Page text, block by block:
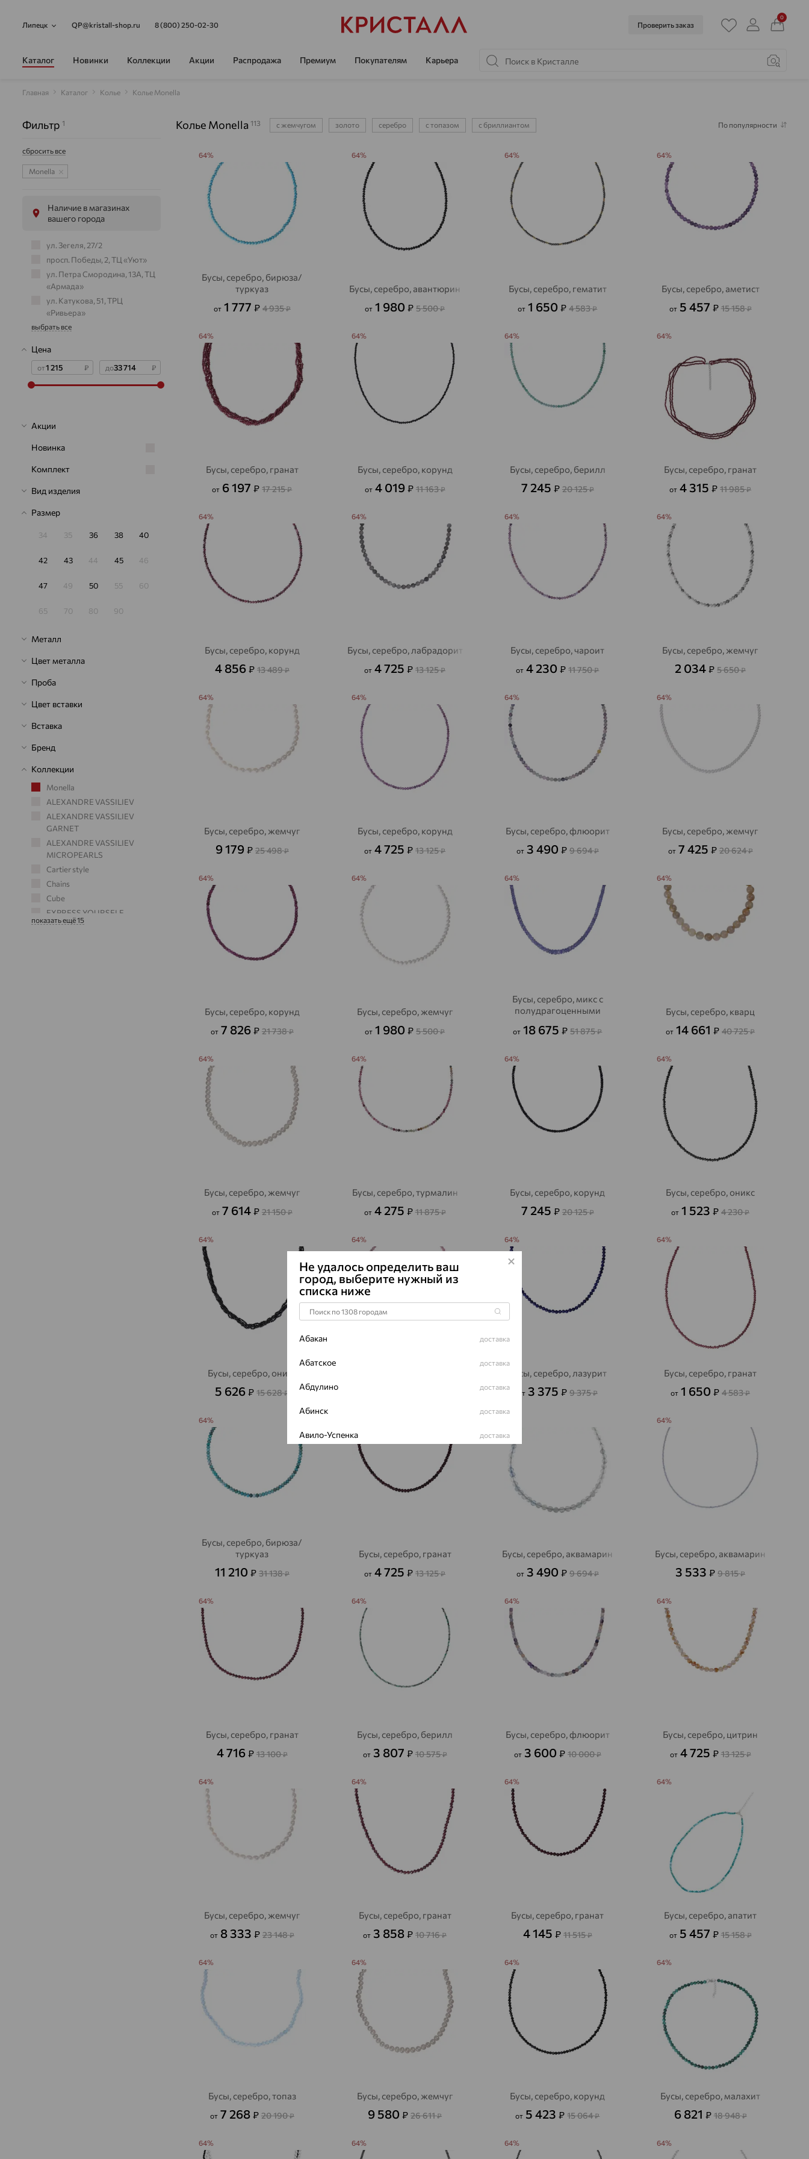
Липецк QP@kristall-shop.ru 8 (800) 250-02-30 Проверить заказ
0
Каталог Новинки Коллекции Акции Распродажа Премиум Покупателям Карьера
Главная Каталог Колье Колье Monella
Фильтр 1
сбросить все
Monella
Наличие в магазинах
вашего города
ул. Зегеля, 27/2
просп. Победы, 2, ТЦ «Уют»
ул. Петра Смородина, 13А, ТЦ
«Армада»
ул. Катукова, 51, ТРЦ
«Ривьера»
выбрать все
Цена
от ₽ до ₽
Акции
Новинка
Комплект
Вид изделия
Размер
34 35 36 38 40
42 43 44 45 46
47 49 50 55 60
65 70 80 90
Металл
Цвет металла
Проба
Цвет вставки
Вставка
Бренд
Коллекции
Monella
ALEXANDRE VASSILIEV
ALEXANDRE VASSILIEV
GARNET
ALEXANDRE VASSILIEV
MICROPEARLS
Cartier style
Chains
Cube
EXPRESS YOURSELF
Fresh
показать ещё 15
По популярности
Колье Monella 113 с жемчугом золото серебро с топазом с бриллиантом
Бусы, серебро, бирюза/
туркуаз
от 1 777 ₽ 4 935₽
64%
Бусы, серебро, авантюрин
от 1 980₽ 5 500₽
64%
Бусы, серебро, гематит
от 1 650₽ 4 583₽
64%
Бусы, серебро, аметист
от 5 457 ₽ 15 158₽
64%
Бусы, серебро, гранат
от 6 197₽ 17 215₽
64%
Бусы, серебро, корунд
от 4 019 ₽ 11 163₽
64%
Бусы, серебро, берилл
7 245 ₽ 20 125₽
64%
Бусы, серебро, гранат
от 4 315₽ 11 985₽
64%
Бусы, серебро, корунд
4 856 ₽ 13 489₽
64%
Бусы, серебро, лабрадорит
от 4 725₽ 13 125₽
64%
Бусы, серебро, чароит
от 4 230₽ 11 750₽
64%
Бусы, серебро, жемчуг
2 034₽ 5 650₽
64%
Бусы, серебро, жемчуг
9 179 ₽ 25 498₽
64%
Бусы, серебро, корунд
от 4 725₽ 13 125₽
64%
Бусы, серебро, флюорит
от 3 490 ₽ 9 694₽
64%
Бусы, серебро, жемчуг
от 7 425 ₽ 20 624₽
64%
Бусы, серебро, корунд
от 7 826 ₽ 21 738₽
64%
Бусы, серебро, жемчуг
от 1 980₽ 5 500₽
64%
Бусы, серебро, микс с
полудрагоценными
от 18 675₽ 51 875₽
64%
Бусы, серебро, кварц
от 14 661₽ 40 725₽
64%
Бусы, серебро, жемчуг
от 7 614 ₽ 21 150₽
64%
Бусы, серебро, турмалин
от 4 275 ₽ 11 875₽
64%
Бусы, серебро, корунд
7 245 ₽ 20 125₽
64%
Бусы, серебро, оникс
от 1 523₽ 4 230₽
64%
Бусы, серебро, оникс
5 626₽ 15 628₽
64% 64%
Бусы, серебро, лазурит
от 3 375 ₽ 9 375₽
64%
Бусы, серебро, гранат
от 1 650₽ 4 583₽
64%
Бусы, серебро, бирюза/
туркуаз
11 210 ₽ 31 138₽
64%
Бусы, серебро, гранат
от 4 725₽ 13 125₽
Бусы, серебро, аквамарин
от 3 490 ₽ 9 694₽
Бусы, серебро, аквамарин
3 533₽ 9 815₽
64%
Бусы, серебро, гранат
4 716 ₽ 13 100₽
64%
Бусы, серебро, берилл
от 3 807 ₽ 10 575₽
64%
Бусы, серебро, флюорит
от 3 600 ₽ 10 000₽
64%
Бусы, серебро, цитрин
от 4 725 ₽ 13 125₽
64%
Бусы, серебро, жемчуг
от 8 333 ₽ 23 148₽
64%
Бусы, серебро, гранат
от 3 858₽ 10 716₽
64%
Бусы, серебро, гранат
4 145 ₽ 11 515₽
64%
Бусы, серебро, апатит
от 5 457 ₽ 15 158₽
64%
Бусы, серебро, топаз
от 7 268 ₽ 20 190₽
64%
Бусы, серебро, жемчуг
9 580₽ 26 611₽
64%
Бусы, серебро, корунд
от 5 423₽ 15 064₽
64%
Бусы, серебро, малахит
6 821 ₽ 18 948₽
64%
64% 64% 64% 64%
Не удалось определить ваш
город, выберите нужный из
списка ниже
Абакан доставка
Абатское доставка
Абдулино доставка
Абинск доставка
Авило-Успенка доставка
Авсюнино
доставка
доставка
Акбулак
Алексеево-Лозовское
Алтайское
доставка
доставка